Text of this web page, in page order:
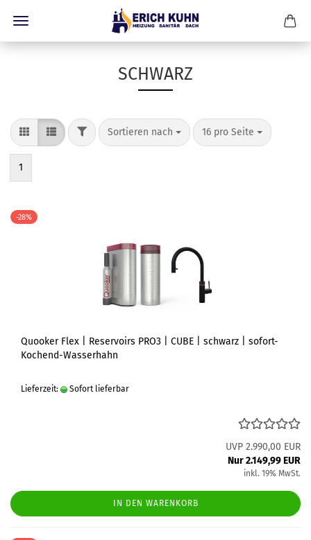
SCHWARZ
FILTERSortieren nach
Sortieren nach 16 pro Seite
pro Seite
1
-28%
Quooker Flex | Reservoirs PRO3 | CUBE | schwarz | sofort-
Kochend-Wasserhahn
Lieferzeit: Sofort lieferbar
UVP 2.990,00 EUR
Nur 2.149,99 EUR
inkl. 19% MwSt.
IN DEN WARENKORB